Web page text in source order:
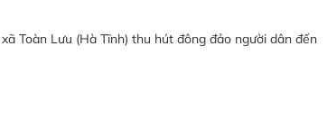
Toàn Lưu (Hà Tĩnh) thu hút đông đảo người dân đến